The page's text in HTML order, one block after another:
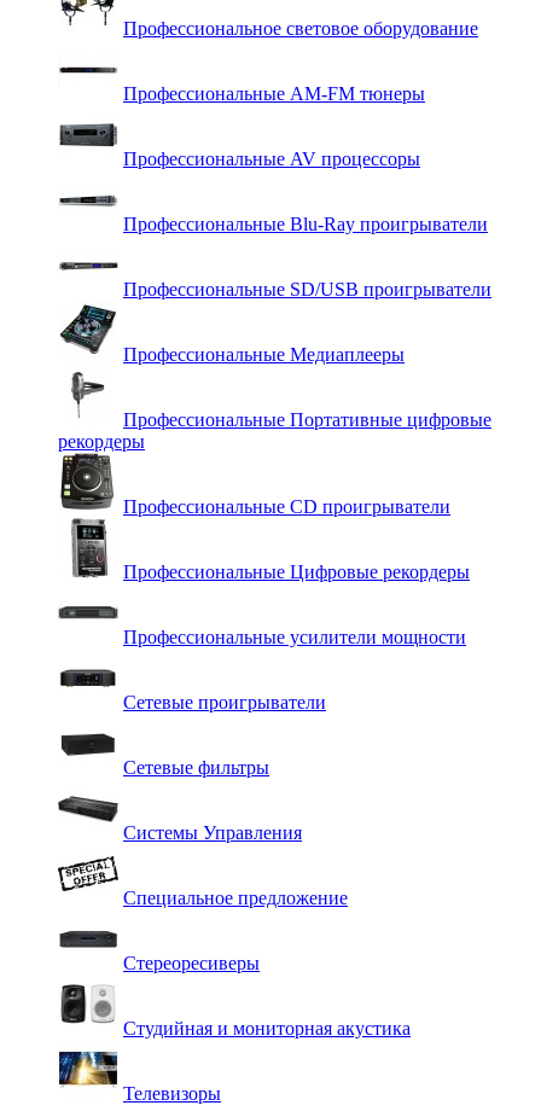
Профессиональное световое оборудование
Профессиональные AM-FM тюнеры
Профессиональные AV процессоры
Профессиональные Blu-Ray проигрыватели
Профессиональные SD/USB проигрыватели
Профессиональные Медиаплееры
Профессиональные Портативные цифровые
рекордеры
Профессиональные СD проигрыватели
Профессиональные Цифровые рекордеры
Профессиональные усилители мощности
Сетевые проигрыватели
Сетевые фильтры
Системы Управления
Специальное предложение
Стереоресиверы
Студийная и мониторная акустика
Телевизоры